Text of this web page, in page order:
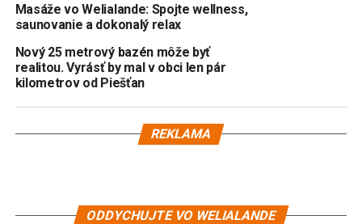
Masáže vo Welialande: Spojte wellness,
saunovanie a dokonalý relax
Nový 25 metrový bazén môže byť
realitou. Vyrásť by mal v obci len pár
kilometrov od Piešťan
REKLAMA
ODDYCHUJTE VO WELIALANDE